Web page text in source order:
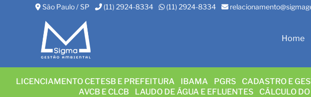
São Paulo / SP (11) 2924-8334 (11) 2924-8334
Home
LICENCIAMENTO CETESB E PREFEITURA IBAMA PGRS CADASTRO E
AVCB E CLCB
LAUDO DE ÁGUA E EFLUENTES CÁLCULO